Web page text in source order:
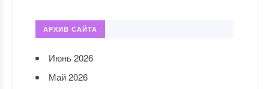
АРХИВ САЙТА
Июнь 2026
Май 2026